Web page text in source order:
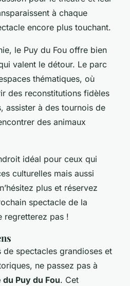
à chaque
encore plus touchant.
le Puy du Fou offre bien
valent le détour. Le parc
thématiques, où
des reconstitutions fidèles
assister à des tournois de
des animaux
idéal pour ceux qui
culturelles mais aussi
plus et réservez
spectacle de la
regretterez pas !
de spectacles grandioses et
ne passez pas à
Puy du Fou. Cet